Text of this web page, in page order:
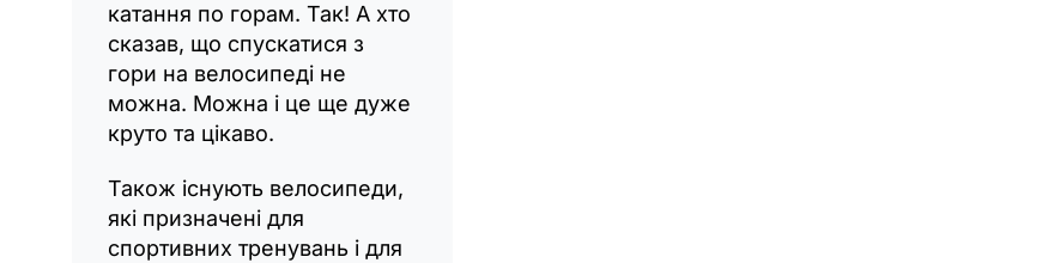
катання по горам. Так! А хто
сказав, що спускатися з
гори на велосипеді не
можна. Можна і це ще дуже
круто та цікаво.
Також існують велосипеди,
які призначені для
спортивних тренувань і для